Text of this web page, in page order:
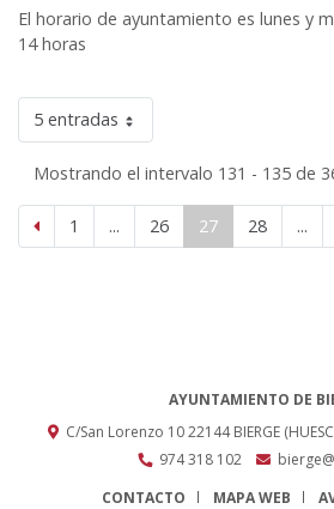
El horario de ayuntamiento es lunes y
14 horas
5 entradas
Mostrando el intervalo 131 - 135 de
1 ... 26 27 28 ...
AYUNTAMIENTO DE
C/San Lorenzo 1022144 BIERGE
974 318 102
CONTACTO
MAPA WEB